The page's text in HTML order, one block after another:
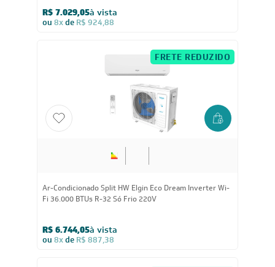
R$ 7.029,05à vista
ou 8xde R$ 924,88
FRETE REDUZIDO
Ar-Condicionado Split HW Elgin Eco Dream Inverter Wi-
Fi 36.000 BTUs R-32 Só Frio 220V
R$ 6.744,05à vista
ou 8xde R$ 887,38